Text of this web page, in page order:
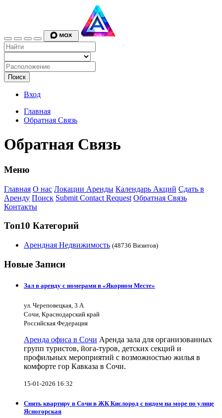
Поиск
Вход
Главная
Обратная Связь
Обратная Связь
Меню
Главная О нас Локации Аренды Календарь Акций Сдать в
Аренду Поиск Submit Contact Request Обратная Связь
Контакты
Топ10 Категорий
Арендная Недвижимость (48736 Визитов)
Новые Записи
Зал в аренду с номерами в «Якорном Месте»
ул. Череповецкая, 3 А
Сочи, Краснодарский край
Российская Федерация
Аренда офиса в Сочи Аренда зала для организованных
групп туристов, йога-туров, детских секций и
профильных мероприятий с возможностью жилья в
комфорте гор Кавказа в Сочи.
15-01-2026 16:32
Снять квартиру в Сочи в ЖК Кислород с видом на море по улице
Ясногорская